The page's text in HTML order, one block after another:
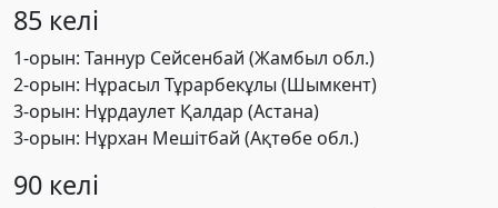
85 келі
1-орын: Таннур Сейсенбай (Жамбыл обл.)
2-орын: Нұрасыл Тұрарбекұлы (Шымкент)
3-орын: Нұрдаулет Қалдар (Астана)
3-орын: Нұрхан Мешітбай (Ақтөбе обл.)
90 келі